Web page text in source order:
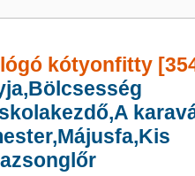
kótyonfitty